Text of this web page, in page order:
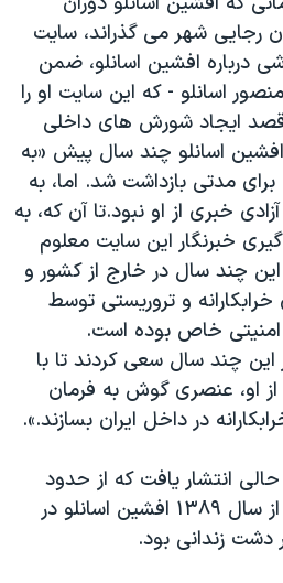
رجایی شهر می گذراند، سایت
درباره افشین اسانلو، ضمن
اسانلو - که این سایت او را
قصد ایجاد شورش های داخلی
اسانلو چند سال پیش «به
برای مدتی بازداشت شد. اما، به
خبری از او نبود.تا آن که، به
خبرنگار این سایت معلوم
چند سال در خارج از کشور و
و تروریستی توسط
خاص بوده است.
چند سال سعی کردند تا با
از او، عنصری گوش به فرمان
در داخل ایران بسازند.».
انتشار یافت که از حدود
دوسال پیش از آن، یعنی از سال ۱۳۸۹ افشین اسانلو در
زندانی بود.